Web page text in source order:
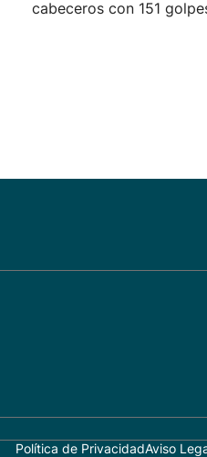
cabeceros con 151
Política de PrivacidadAviso